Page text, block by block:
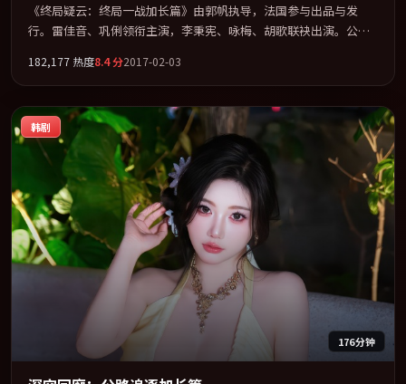
《终局疑云：终局一战加长篇》由郭帆执导，法国参与出品与发
行。雷佳音、巩俐领衔主演，李秉宪、咏梅、胡歌联袂出演。公
为骨架，在叙事、表演与视听上力求统一。定于 2017-01-13 在内地
院线及主流平台同步亮相，2017 年度话题片中口碑稳健，适合喜欢
强情节与人物弧光的观众完整观看。
182,177 热度8.4分2017-02-03
韩剧
176分钟